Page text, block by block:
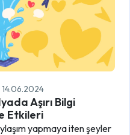
14.06.2024
Aşırı Bilgi
Etkileri
yapmaya iten şeyler